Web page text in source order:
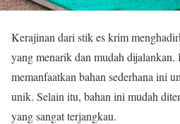
Kerajinan dari stik es krim
yang menarik dan mudah
memanfaatkan bahan sederhana ini
unik. Selain itu, bahan ini mudah
yang sangat terjangkau.